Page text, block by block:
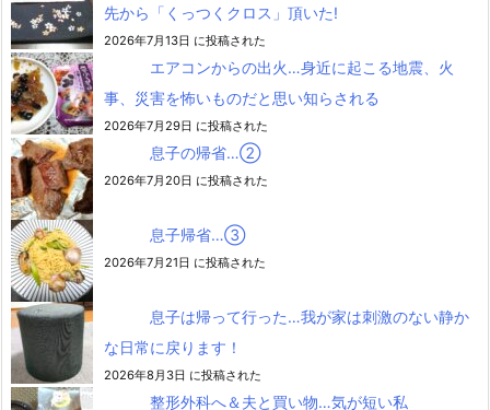
先から「くっつくクロス」頂いた!
2026年7月13日 に投稿された
エアコンからの出火…身近に起こる地震、火
事、災害を怖いものだと思い知らされる
2026年7月29日 に投稿された
息子の帰省…②
2026年7月20日 に投稿された
息子帰省…③
2026年7月21日 に投稿された
息子は帰って行った…我が家は刺激のない静か
な日常に戻ります！
2026年8月3日 に投稿された
整形外科へ＆夫と買い物…気が短い私